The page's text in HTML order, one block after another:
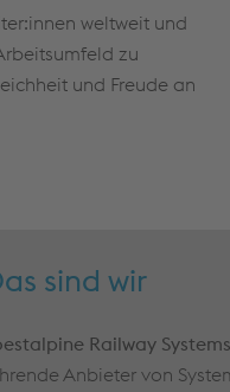
weltweit und
zu
und Freude an
sind wir
Railway
Anbieter von